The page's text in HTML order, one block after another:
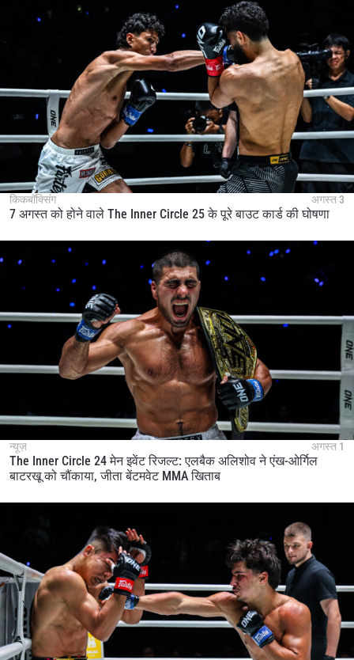
किकबॉक्सिंग अगस्त 3
7 अगस्त को होने वाले The Inner Circle 25 के पूरे बाउट कार्ड की घोषणा
न्यूज़ अगस्त 1
The Inner Circle 24 मेन इवेंट रिजल्ट: एलबैक अलिशोव ने एंख-ओर्गिल
बाटरखू को चौंकाया, जीता बेंटमवेट MMA खिताब